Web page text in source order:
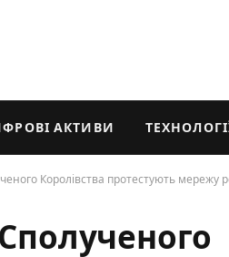
АКТИВИ
Королівства протестують мережу